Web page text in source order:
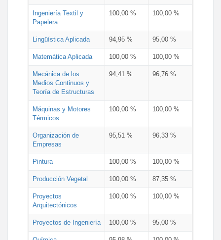
Ingeniería Textil y
Papelera
100,00 % 100,00 %
Lingüística Aplicada 94,95 % 95,00 %
Matemática Aplicada 100,00 % 100,00 %
Mecánica de los
Medios Continuos y
Teoría de Estructuras
94,41 % 96,76 %
Máquinas y Motores
Térmicos
100,00 % 100,00 %
Organización de
Empresas
95,51 % 96,33 %
Pintura 100,00 % 100,00 %
Producción Vegetal 100,00 % 87,35 %
Proyectos
Arquitectónicos
100,00 % 100,00 %
Proyectos de Ingeniería 100,00 % 95,00 %